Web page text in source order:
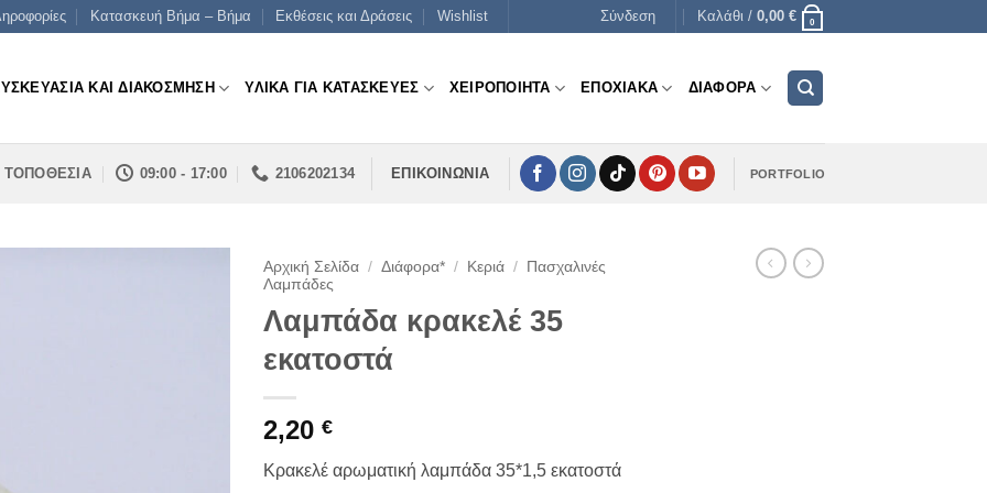
Κατασκευή Βήμα – Βήμα Εκθέσεις και Δράσεις Wishlist Σύνδεση Καλάθι / 0,00 € 0
ΚΑΙ ΔΙΑΚΟΣΜΗΣΗ ΥΛΙΚΑ ΓΙΑ ΚΑΤΑΣΚΕΥΕΣ ΧΕΙΡΟΠΟΙΗΤΑ ΕΠΟΧΙΑΚΑ ΔΙΑΦΟΡΑ
ΤΟΠΟΘΕΣΙΑ 09:00 - 17:00 2106202134 ΕΠΙΚΟΙΝΩΝΙΑ PORTFOLIO
Αρχική Σελίδα / Διάφορα* / Κεριά /
Πασχαλινές
Λαμπάδες
Λαμπάδα κρακελέ 35
εκατοστά
2,20 €
Κρακελέ αρωματική λαμπάδα 35*1,5 εκατοστά